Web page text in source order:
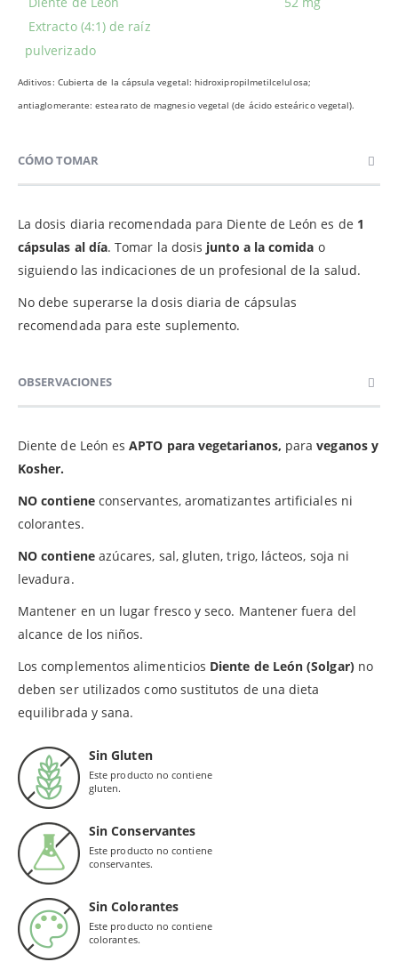
Extracto (4:1) de raíz
pulverizado
Aditivos: Cubierta de la cápsula vegetal: hidroxipropilmetilcelulosa;
antiaglomerante: estearato de magnesio vegetal (de ácido esteárico vegetal).
CÓMO TOMAR
La dosis diaria recomendada para Diente de León es de 1
cápsulas al día. Tomar la dosis junto a la comida o
siguiendo las indicaciones de un profesional de la salud.
No debe superarse la dosis diaria de cápsulas
recomendada para este suplemento.
OBSERVACIONES
Diente de León esAPTO para vegetarianos, para veganos y
Kosher.
NO contieneconservantes, aromatizantes artificiales ni
colorantes.
NO contieneazúcares, sal, gluten, trigo, lácteos, soja ni
levadura.
Mantener en un lugar fresco y seco. Mantener fuera del
alcance de los niños.
Los complementos alimenticios Diente de León (Solgar)no
deben ser utilizados como sustitutos de una dieta
equilibrada y sana.
Sin Gluten
Este producto no contiene
gluten.
Sin Conservantes
Este producto no contiene
conservantes.
Sin Colorantes
Este producto no contiene
colorantes.